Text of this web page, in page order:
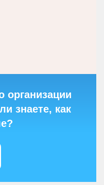
организации
знаете, как